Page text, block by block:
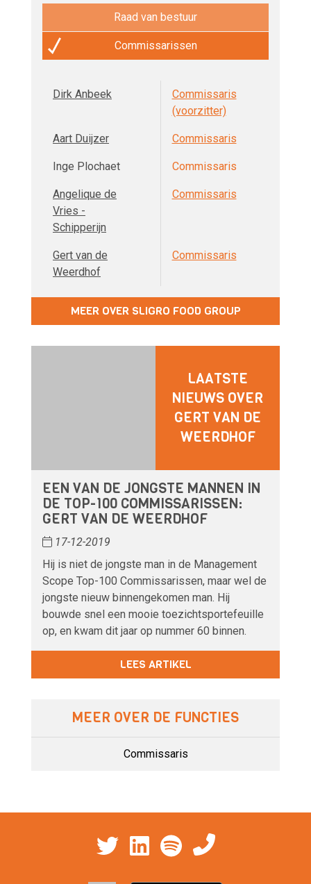
Raad van bestuur
Commissarissen
Dirk Anbeek
Commissaris
(voorzitter)
Aart Duijzer Commissaris
Inge Plochaet Commissaris
Angelique de
Vries -
Schipperijn
Commissaris
Gert van de
Weerdhof
Commissaris
MEER OVER SLIGRO FOOD GROUP
LAATSTE
NIEUWS OVER
GERT VAN DE
WEERDHOF
EEN VAN DE JONGSTE MANNEN IN
DE TOP-100 COMMISSARISSEN:
GERT VAN DE WEERDHOF
17-12-2019
Hij is niet de jongste man in de Management
Scope Top-100 Commissarissen, maar wel de
jongste nieuw binnengekomen man. Hij
bouwde snel een mooie toezichtsportefeuille
op, en kwam dit jaar op nummer 60 binnen.
LEES ARTIKEL
MEER OVER DE FUNCTIES
Commissaris